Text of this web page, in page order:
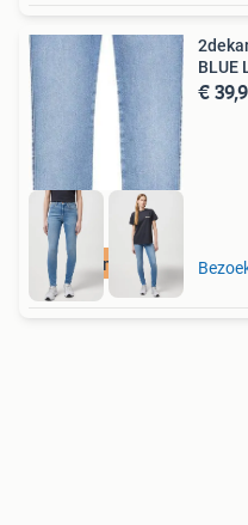
Duurzame Deal
BLUE
€